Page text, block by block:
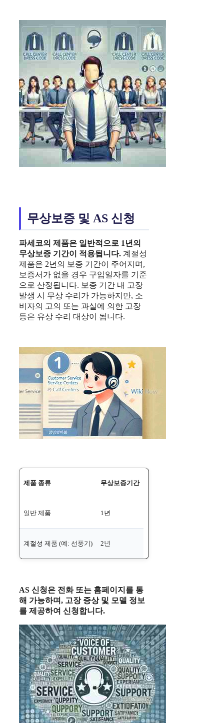
무상보증 및 AS 신청
파세코의 제품은 일반적으로 1년의
무상보증 기간이 적용됩니다. 계절성
제품은 2년의 보증 기간이 주어지며,
보증서가 없을 경우 구입일자를 기준
으로 산정됩니다. 보증 기간 내 고장
발생 시 무상 수리가 가능하지만, 소
비자의 고의 또는 과실에 의한 고장
등은 유상 수리 대상이 됩니다.
제품 종류 무상보증기간
일반 제품 1년
계절성 제품 (예: 선풍기) 2년
AS 신청은 전화 또는 홈페이지를 통
해 가능하며, 고장 증상 및 모델 정보
를 제공하여 신청합니다.